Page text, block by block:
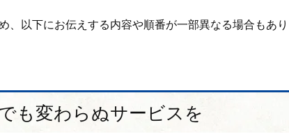
以下にお伝えする内容や順番が一部異なる場合もあり
も変わらぬサービスを